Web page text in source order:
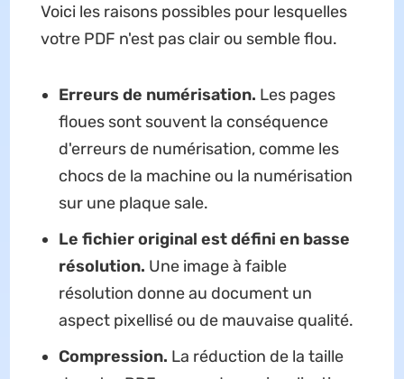
Voici les raisons possibles pour lesquelles
votre PDF n'est pas clair ou semble flou.
Erreurs de numérisation. Les pages
floues sont souvent la conséquence
d'erreurs de numérisation, comme les
chocs de la machine ou la numérisation
sur une plaque sale.
Le fichier original est défini en basse
résolution. Une image à faible
résolution donne au document un
aspect pixellisé ou de mauvaise qualité.
Compression. La réduction de la taille